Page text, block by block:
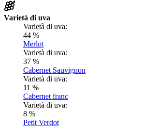
Varietà di uva
Varietà di uva:
44 %
Merlot
Varietà di uva:
37 %
Cabernet Sauvignon
Varietà di uva:
11 %
Cabernet franc
Varietà di uva:
8 %
Petit Verdot